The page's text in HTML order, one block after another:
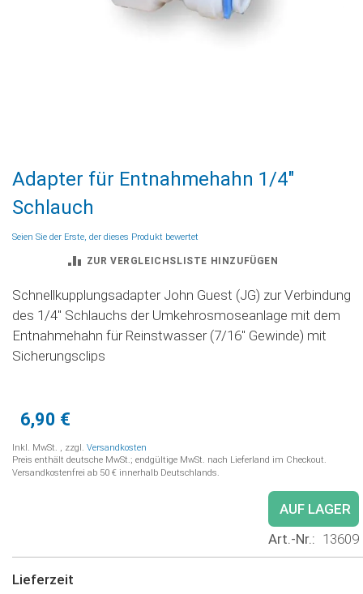
Anfang
der
Bildgalerie
springen
Adapter für Entnahmehahn 1/4"
Schlauch
Seien Sie der Erste, der dieses Produkt bewertet
ZUR VERGLEICHSLISTE HINZUFÜGEN
Schnellkupplungsadapter John Guest (JG) zur Verbindung
des 1/4'' Schlauchs der Umkehrosmoseanlage mit dem
Entnahmehahn für Reinstwasser (7/16'' Gewinde) mit
Sicherungsclips
6,90 €
Inkl. MwSt. , zzgl. Versandkosten
Preis enthält deutsche MwSt.; endgültige MwSt. nach Lieferland im Checkout.
Versandkostenfrei ab 50 € innerhalb Deutschlands.
AUF LAGER
Art.-Nr.
13609
Lieferzeit